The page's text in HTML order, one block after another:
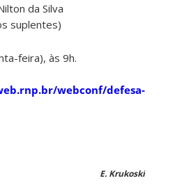
da Silva
suplentes)
feira), às 9h.
webconf/defesa-
E. Krukoski